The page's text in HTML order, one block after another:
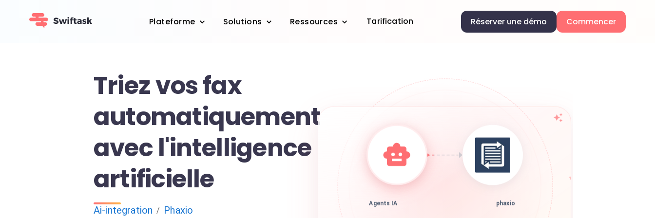
Plateforme Solutions Ressources Tarification Réserver une démo Commencer
Triez vos fax
automatiquement
avec l'intelligence
artificielle
Ai-integration / Phaxio
Agents IA phaxio